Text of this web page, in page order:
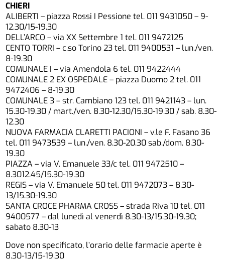
CHIERI
ALIBERTI – piazza Rossi I Pessione tel. 011 9431050 – 9-
12.30/15-19.30
DELL’ARCO – via XX Settembre 1 tel. 011 9472125
CENTO TORRI – c.so Torino 23 tel. 011 9400531 – lun./ven.
8-19.30
COMUNALE I – via Amendola 6 tel. 011 9422444
COMUNALE 2 EX OSPEDALE – piazza Duomo 2 tel. 011
9472406 – 8-19.30
COMUNALE 3 – str. Cambiano 123 tel. 011 9421143 – lun.
15.30-19.30 / mart./ven. 8.30-12.30/15.30-19.30 / sab. 8.30-
12.30
NUOVA FARMACIA CLARETTI PACIONI – v.le F. Fasano 36
tel. 011 9473539 – lun./ven. 8.30-20.30 sab./dom. 8.30-
19.30
PIAZZA – via V. Emanuele 33/c tel. 011 9472510 –
8.3012.45/15.30-19.30
REGIS – via V. Emanuele 50 tel. 011 9472073 – 8.30-
13/15.30-19.30
SANTA CROCE PHARMA CROSS – strada Riva 10 tel. 011
9400577 – dal lunedì al venerdì 8.30-13/15.30-19.30;
sabato 8.30-13
Dove non specificato, l’orario delle farmacie aperte è
8.30-13/15-19.30